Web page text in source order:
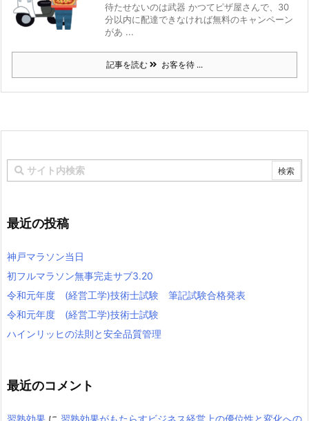
待たせないのは武器 かつてピザ屋さんで、30
分以内に配達できなければ無料のキャンペーン
があ ...
記事を読む お客を待 ...
最近の投稿
神戸マラソン当日
初フルマラソン無事完走サブ3.20
令和元年度 (経営工学)技術士試験 筆記試験合格発表
令和元年度 (経営工学)技術士試験
ハインリッヒの法則と安全品質管理
最近のコメント
習熟効果 に 習熟効果がもたらすビジネス経営上の優位性と変化への